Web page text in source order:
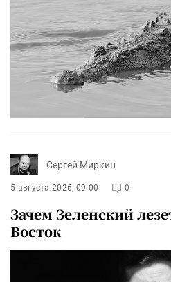
Сергей Миркин
5 августа 2026, 09:00 0
Зачем Зеленский
Восток